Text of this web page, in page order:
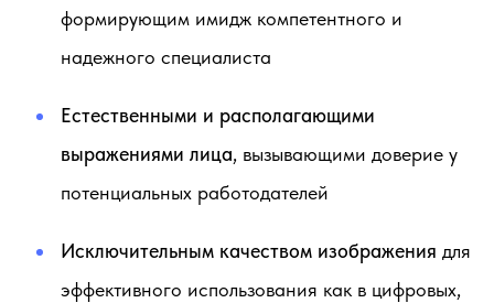
формирующим имидж компетентного и
надежного специалиста
Естественными и располагающими
выражениями лица, вызывающими доверие у
потенциальных работодателей
Исключительным качеством изображения для
эффективного использования как в цифровых,